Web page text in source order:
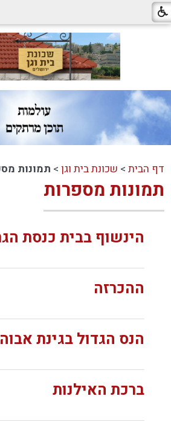
דף הבית > שכונת בית וגן > תמונות
תמונות מספרות
הינשוף בבית כנסת
ההכרזה
הנס הגדול בגינת
ברכת האילנות